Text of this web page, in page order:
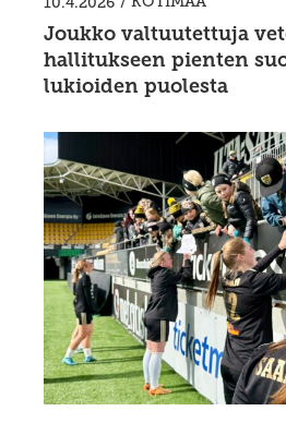
Joukko valtuutettuja
hallitukseen pienten
lukioiden puolesta